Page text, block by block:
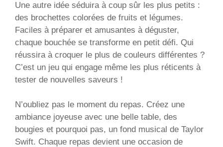
Une autre idée séduira à coup sûr les plus petits :
des brochettes colorées de fruits et légumes.
Faciles à préparer et amusantes à déguster,
chaque bouchée se transforme en petit défi. Qui
réussira à croquer le plus de couleurs différentes ?
C’est un jeu qui engage même les plus réticents à
tester de nouvelles saveurs !
N’oubliez pas le moment du repas. Créez une
ambiance joyeuse avec une belle table, des
bougies et pourquoi pas, un fond musical de Taylor
Swift. Chaque repas devient une occasion de